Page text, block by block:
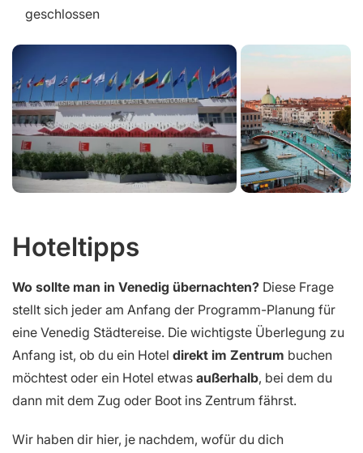
geschlossen
Hoteltipps
Wo sollte man in Venedig übernachten? Diese Frage
stellt sich jeder am Anfang der Programm-Planung für
eine Venedig Städtereise. Die wichtigste Überlegung zu
Anfang ist, ob du ein Hotel direkt im Zentrum buchen
möchtest oder ein Hotel etwas außerhalb, bei dem du
dann mit dem Zug oder Boot ins Zentrum fährst.
Wir haben dir hier, je nachdem, wofür du dich